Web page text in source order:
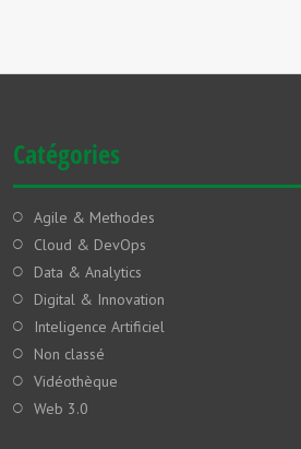
Catégories
Agile & Methodes
Cloud & DevOps
Data & Analytics
Digital & Innovation
Inteligence Artificiel
Non classé
Vidéothèque
Web 3.0